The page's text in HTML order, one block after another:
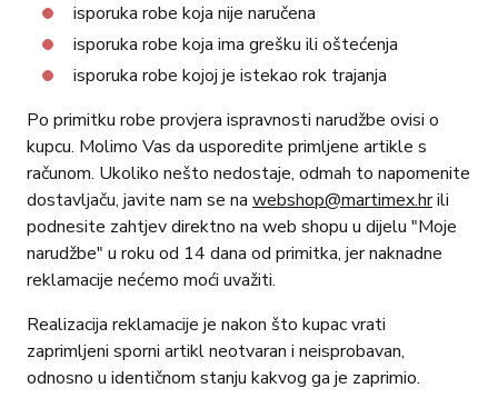
isporuka robe koja nije naručena
isporuka robe koja ima grešku ili oštećenja
isporuka robe kojoj je istekao rok trajanja
Po primitku robe provjera ispravnosti narudžbe ovisi o
kupcu. Molimo Vas da usporedite primljene artikle s
računom. Ukoliko nešto nedostaje, odmah to napomenite
dostavljaču, javite nam se na webshop@martimex.hrili
podnesite zahtjev direktno na web shopu u dijelu "Moje
narudžbe" u roku od 14 dana od primitka, jer naknadne
reklamacije nećemo moći uvažiti.
Realizacija reklamacije je nakon što kupac vrati
zaprimljeni sporni artikl neotvaran i neisprobavan,
odnosno u identičnom stanju kakvog ga je zaprimio.